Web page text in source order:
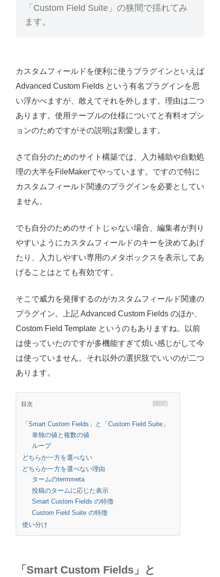
「Custom Field Suite」の狭間で揺れてみ
ます。
カスタムフィールドを便利に使うプラグインといえば
Advanced Custom Fields という有名プラグインを思
い浮かべますが、敢えてそれを外します。理由は二つ
あります。使用テーブルの仕様についてと有料オプシ
ョンのためですがその説明は割愛します。
さて自分のためのサイト構築では、入力補助や自動処
理の大半をFileMakerでやっています。ですので特に
カスタムフィールド関連のプラグインを必要としてい
ません。
でも自分のためのサイトじゃない場合、編集者が判り
やすいようにカスタムフィールドのキーを決めてあげ
たり、入力しやすい専用のメタボックスを表示してあ
げることはとても有効です。
そこで威力を発揮するのがカスタムフィールド関連の
プラグイン。上記 Advanced Custom Fields のほか、
Costom Field Template というのもありますね。以前
は使っていたのですが多機能すぎて煩い感じがして今
は使っていません。それ以外の選択肢でいいのが二つ
あります。
目次
「Smart Custom Fields」と「Custom Field Suite」
単独の値と複数の値
ループ
どちらか一方を選べない
どちらか一方を選べない理由
タームのtermmeta
投稿のタームに応じた表示
Smart Custom Fields の特徴
Custom Field Suite の特徴
使い分け
「Smart Custom Fields」と